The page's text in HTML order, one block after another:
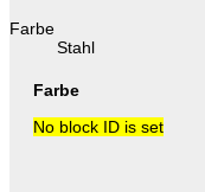
Farbe
Stahl
Farbe
No block ID is set